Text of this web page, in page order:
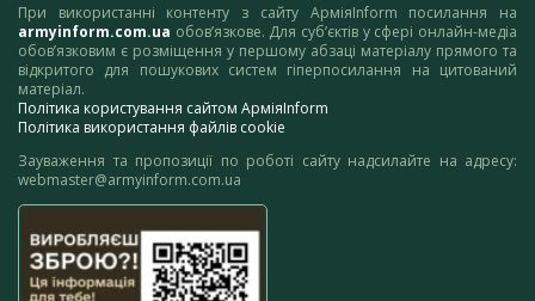
При використанні контенту з сайту АрміяInform посилання на
armyinform.com.ua обов’язкове. Для суб’єктів у сфері онлайн-медіа
обов’язковим є розміщення у першому абзаці матеріалу прямого та
відкритого для пошукових систем гіперпосилання на цитований
матеріал.
Політика користування сайтом АрміяInform
Політика використання файлів cookie
Зауваження та пропозиції по роботі сайту надсилайте на адресу:
webmaster@armyinform.com.ua